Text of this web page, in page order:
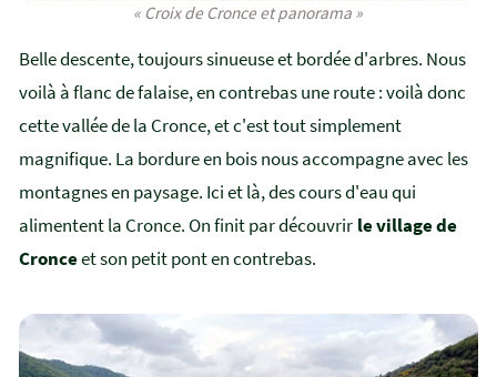
« Croix de Cronce et panorama »
Belle descente, toujours sinueuse et bordée d'arbres. Nous
voilà à flanc de falaise, en contrebas une route : voilà donc
cette vallée de la Cronce, et c'est tout simplement
magnifique. La bordure en bois nous accompagne avec les
montagnes en paysage. Ici et là, des cours d'eau qui
alimentent la Cronce. On finit par découvrirle village de
Cronceet son petit pont en contrebas.